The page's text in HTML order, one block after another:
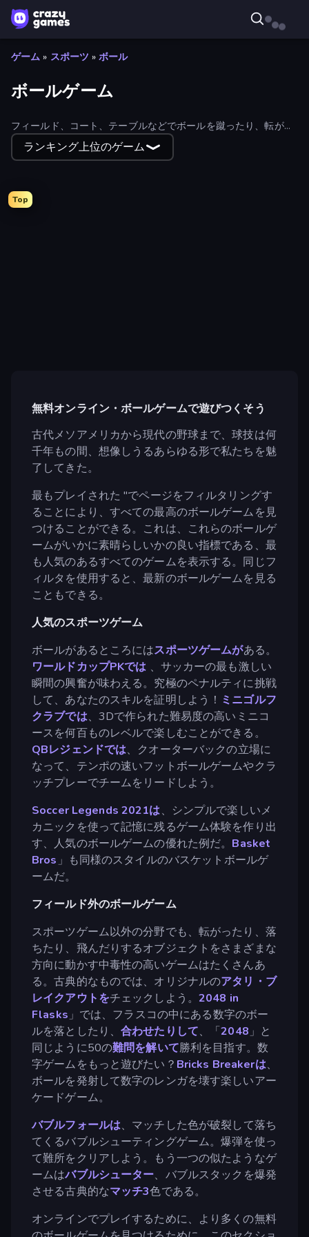
ゲーム » スポーツ » ボール
ボールゲーム
フィールド、コート、テーブルなどでボールを蹴ったり、転がし
たり、バットで打ったりしながら、無料のオンラインボールゲー
ムをプレイしよう！
ランキング上位のゲーム
Top
無料オンライン・ボールゲームで遊びつくそう
古代メソアメリカから現代の野球まで、球技は何
千年もの間、想像しうるあらゆる形で私たちを魅
了してきた。
最もプレイされた "でページをフィルタリングす
ることにより、すべての最高のボールゲームを見
つけることができる。これは、これらのボールゲ
ームがいかに素晴らしいかの良い指標である、最
も人気のあるすべてのゲームを表示する。同じフ
ィルタを使用すると、最新のボールゲームを見る
こともできる。
人気のスポーツゲーム
ボールがあるところにはスポーツゲームがある。
ワールドカップPKでは 、サッカーの最も激しい
瞬間の興奮が味わえる。究極のペナルティに挑戦
して、あなたのスキルを証明しよう！ ミニゴルフ
クラブでは、3Dで作られた難易度の高いミニコ
ースを何百ものレベルで楽しむことができる。
QBレジェンドでは、クオーターバックの立場に
なって、テンポの速いフットボールゲームやクラ
ッチプレーでチームをリードしよう。
Soccer Legends 2021は、シンプルで楽しいメ
カニックを使って記憶に残るゲーム体験を作り出
す、人気のボールゲームの優れた例だ。 Basket
Bros 」も同様のスタイルのバスケットボールゲ
ームだ。
フィールド外のボールゲーム
スポーツゲーム以外の分野でも、転がったり、落
ちたり、飛んだりするオブジェクトをさまざまな
方向に動かす中毒性の高いゲームはたくさんあ
る。古典的なものでは、オリジナルのアタリ・ブ
レイクアウトをチェックしよう。 2048 in
Flasks 」では、フラスコの中にある数字のボー
ルを落としたり、合わせたりして、「2048 」と
同じように50の難問を解いて勝利を目指す。数
字ゲームをもっと遊びたい？ Bricks Breakerは、
ボールを発射して数字のレンガを壊す楽しいアー
ケードゲーム。
バブルフォールは、マッチした色が破裂して落ち
てくるバブルシューティングゲーム。爆弾を使っ
て難所をクリアしよう。もう一つの似たようなゲ
ームはバブルシューター、バブルスタックを爆発
させる古典的なマッチ3色である。
オンラインでプレイするために、より多くの無料